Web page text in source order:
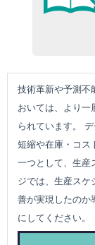
技術革新や予測不
おいては、より一
られています。
短縮や在庫・コス
一つとして、生産
ジでは、生産スケ
善が実現したのか
にしてください。